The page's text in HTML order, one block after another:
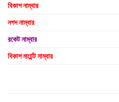
বিকাশ নাম্বার
নগদ নাম্বার
রকেট নাম্বার
বিকাশ মার্চেন্ট নাম্বার